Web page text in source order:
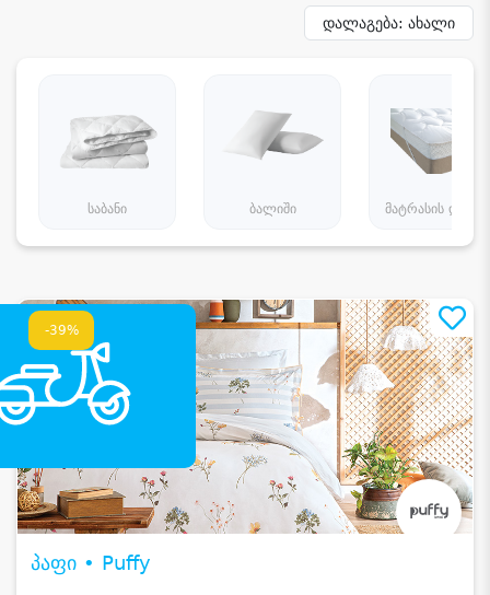
დალაგება: ახალი
საბანი ბალიში მატრასის
-39%
პაფი • Puffy